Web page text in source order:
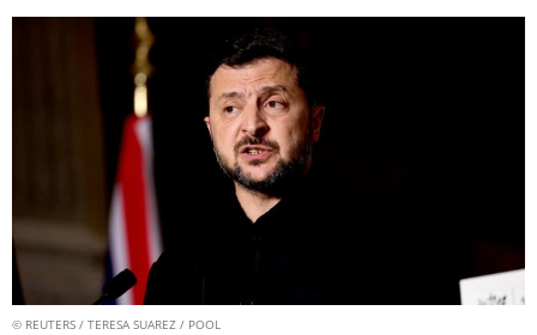
© REUTERS / TERESA SUAREZ / POOL